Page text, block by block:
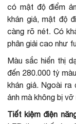
có mật độ điểm
khán giả, mật độ
càng rõ nét. Có
phân giải cao như
Màu sắc hiển thị
đến 280.000 tỷ
khán giả. Ngoài ra
ảnh mà không bị vỡ
Tiết kiệm điện